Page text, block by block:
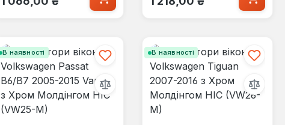
В наявності В наявності